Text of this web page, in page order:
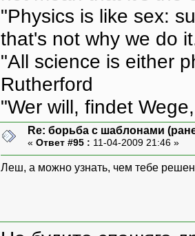
"Physics is like sex:
that's not why we do
"All science is either
Rutherford
"Wer will, findet
Re: борьба с шаблонами
« Ответ #95 : 11-04-2009 21:46 »
Леш, а можно узнать, чем тебе